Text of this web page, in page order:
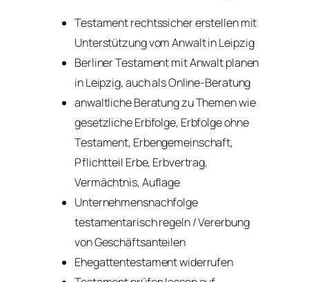
Testament rechtssicher erstellen mit
Unterstützung vom Anwalt in Leipzig
Berliner Testament mit Anwalt planen
in Leipzig, auch als Online-Beratung
anwaltliche Beratung zu Themen wie
gesetzliche Erbfolge, Erbfolge ohne
Testament, Erbengemeinschaft,
Pflichtteil Erbe, Erbvertrag,
Vermächtnis, Auflage
Unternehmensnachfolge
testamentarisch regeln / Vererbung
von Geschäftsanteilen
Ehegattentestament widerrufen